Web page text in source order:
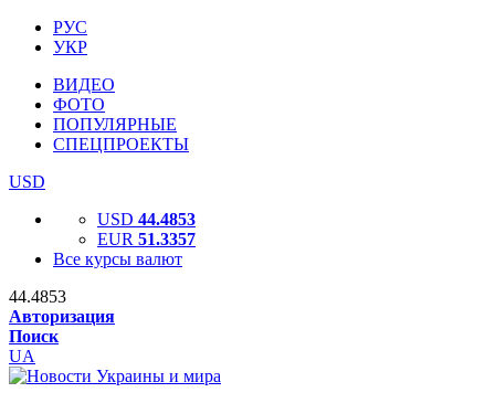
РУС
УКР
ВИДЕО
ФОТО
ПОПУЛЯРНЫЕ
СПЕЦПРОЕКТЫ
USD
USD 44.4853
EUR 51.3357
Все курсы валют
44.4853
Авторизация
Поиск
UA